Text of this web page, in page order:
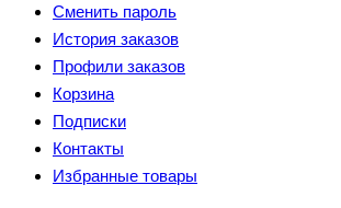
Сменить пароль
История заказов
Профили заказов
Корзина
Подписки
Контакты
Избранные товары